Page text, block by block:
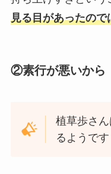
見る目があったので
②素行が悪いから
植草歩さ
るようです